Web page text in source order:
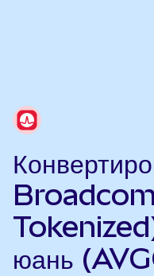
юань